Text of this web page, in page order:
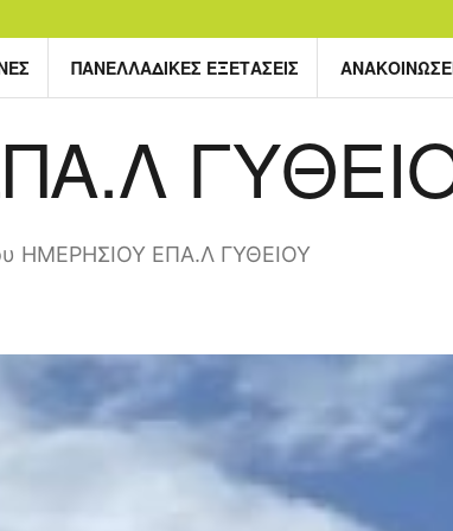
ΠΑΝΕΛΛΑΔΙΚΈΣ ΕΞΕΤΆΣΕΙΣ
ΗΜΕΡΗΣΙΟΥ ΕΠΑ.Λ ΓΥΘΕΙΟΥ